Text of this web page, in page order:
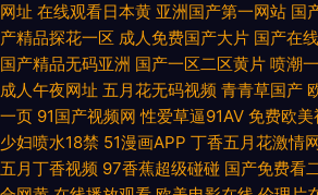
看 日本樱花视频高清观看 中国三级网站另类 国产
中文 中文字幕dvd日 国产内射自拍1 全部老头和
海角社区 欧美视频一区二区在线视频 影视网址 国
激情 亚洲午夜视频 浮力麻豆影院 欧美sss视频在
网址 在线观看日本黄 亚洲国产第一网站 国
产精品探花一区 成人免费国产大片 国产在
国产精品无码亚洲 国产一区二区黄片 喷潮
成人午夜网址 五月花无码视频 青青草国产
一页 91国产视频网 性爱草逼91AV 免费欧美
少妇喷水18禁 51漫画APP 丁香五月花激情
五月丁香视频 97香蕉超级碰碰 国产免费看